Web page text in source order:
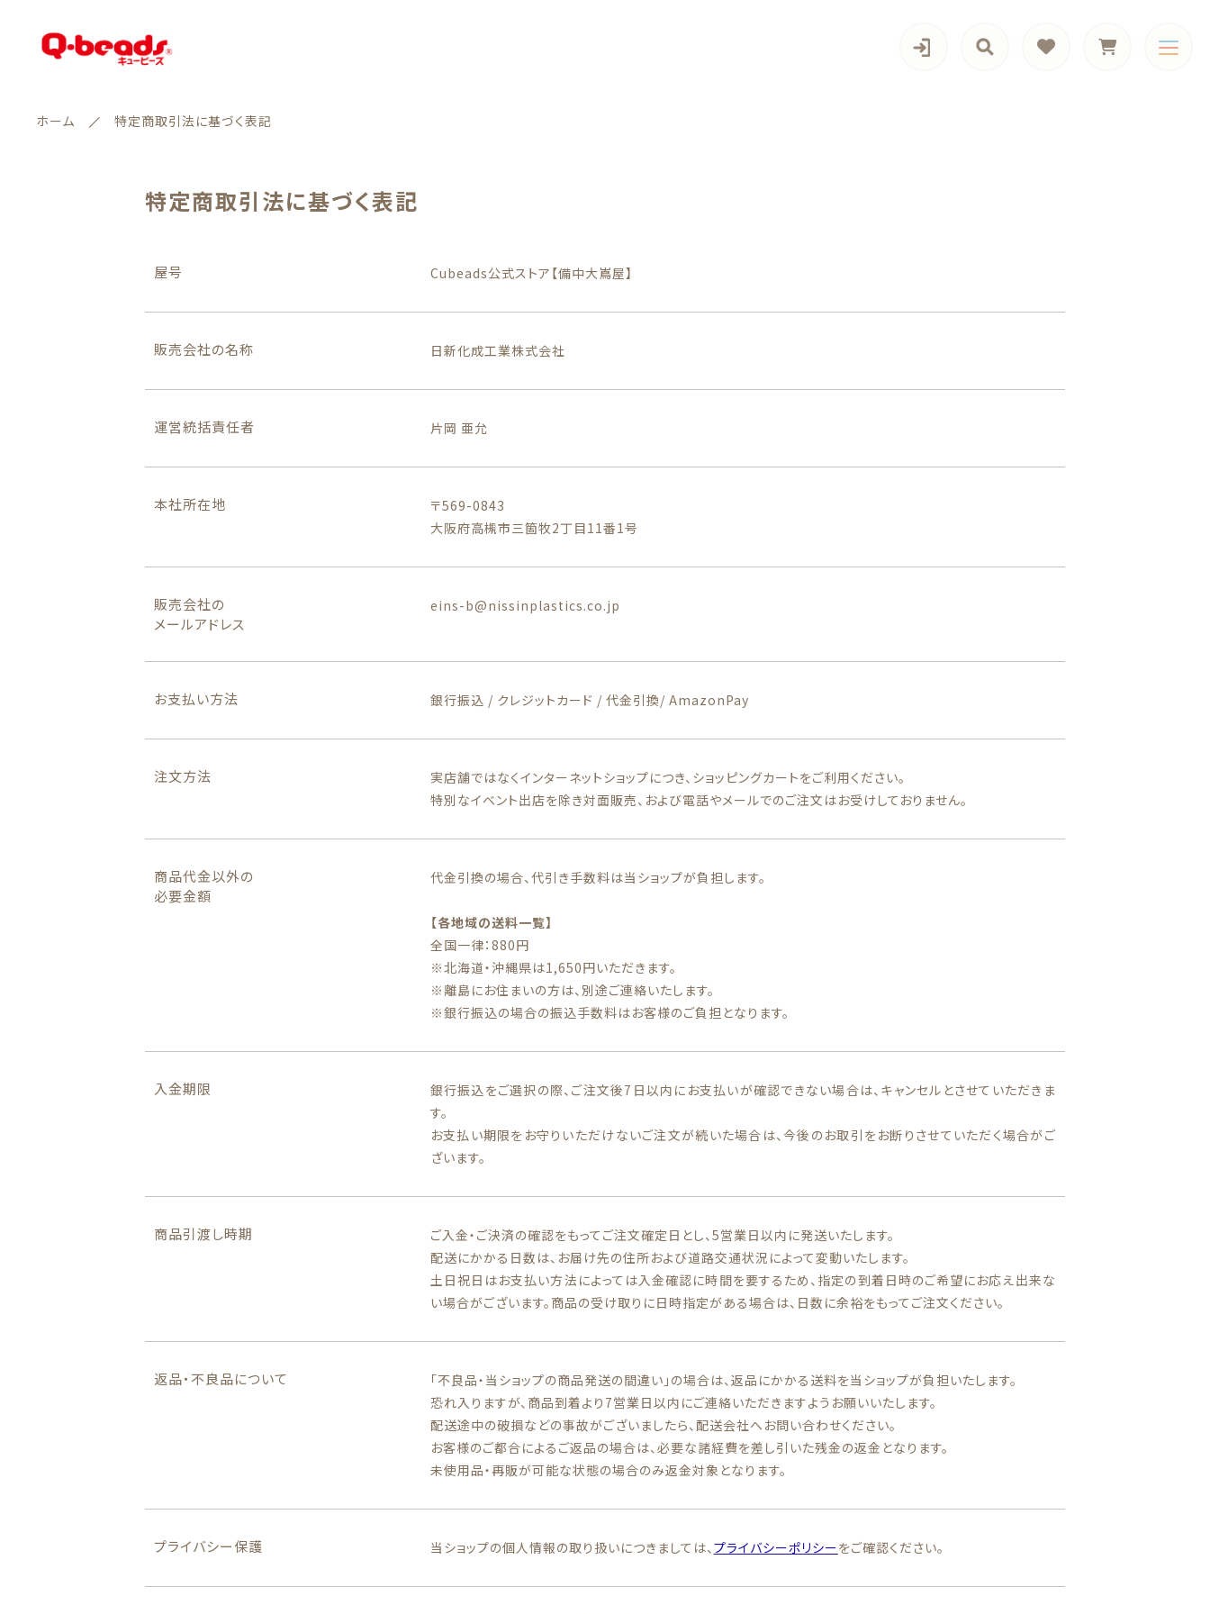
ホーム 特定商取引法に基づく表記
特定商取引法に基づく表記
屋号 Cubeads公式ストア【備中大嶌屋】
販売会社の名称 日新化成工業株式会社
運営統括責任者 片岡 亜允
本社所在地
〒569-0843
大阪府高槻市三箇牧2丁目11番1号
販売会社の
メールアドレス
eins-b@nissinplastics.co.jp
お支払い方法 銀行振込 / クレジットカード / 代金引換/ AmazonPay
注文方法
実店舗ではなくインターネットショップにつき、ショッピングカートをご利用ください。
特別なイベント出店を除き対面販売、および電話やメールでのご注文はお受けしておりません。
商品代金以外の
必要金額
代金引換の場合、代引き手数料は当ショップが負担します。
【各地域の送料一覧】
全国一律：880円
※北海道・沖縄県は1,650円いただきます。
※離島にお住まいの方は、別途ご連絡いたします。
※銀行振込の場合の振込手数料はお客様のご負担となります。
入金期限
銀行振込をご選択の際、ご注文後7日以内にお支払いが確認できない場合は、キャンセルとさせていただきま
す。
お支払い期限をお守りいただけないご注文が続いた場合は、今後のお取引をお断りさせていただく場合がご
ざいます。
商品引渡し時期
ご入金・ご決済の確認をもってご注文確定日とし、5営業日以内に発送いたします。
配送にかかる日数は、お届け先の住所および道路交通状況によって変動いたします。
土日祝日はお支払い方法によっては入金確認に時間を要するため、指定の到着日時のご希望にお応え出来な
い場合がございます。商品の受け取りに日時指定がある場合は、日数に余裕をもってご注文ください。
返品・不良品について
「不良品・当ショップの商品発送の間違い」の場合は、返品にかかる送料を当ショップが負担いたします。
恐れ入りますが、商品到着より7営業日以内にご連絡いただきますようお願いいたします。
配送途中の破損などの事故がございましたら、配送会社へお問い合わせください。
お客様のご都合によるご返品の場合は、必要な諸経費を差し引いた残金の返金となります。
未使用品・再販が可能な状態の場合のみ返金対象となります。
プライバシー保護 当ショップの個人情報の取り扱いにつきましては、プライバシーポリシーをご確認ください。
セール商品
最近チェックした商品
よくある質問
プライバシーポリシー
価格帯
～ 在庫あり セール